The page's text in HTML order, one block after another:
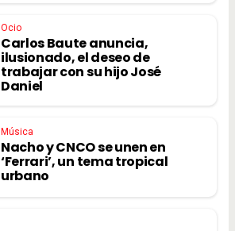
Ocio
Carlos Baute anuncia,
ilusionado, el deseo de
trabajar con su hijo José
Daniel
Música
Nacho y CNCO se unen en
‘Ferrari’, un tema tropical
urbano